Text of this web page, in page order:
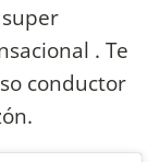
. Te
conductor